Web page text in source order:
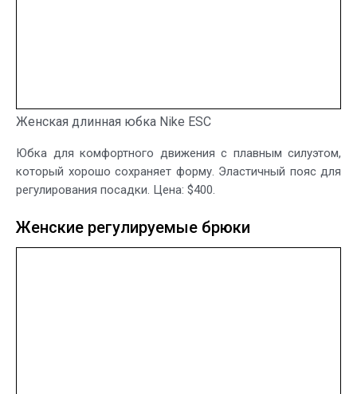
Женская длинная юбка Nike ESC
Юбка для комфортного движения с плавным силуэтом,
который хорошо сохраняет форму. Эластичный пояс для
регулирования посадки. Цена: $400.
Женские регулируемые брюки